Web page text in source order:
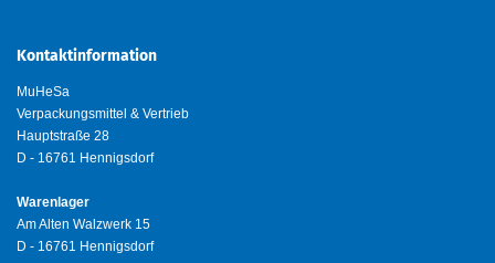
Kontaktinformation
MuHeSa
Verpackungsmittel & Vertrieb
Hauptstraße 28
D - 16761 Hennigsdorf
Warenlager
Am Alten Walzwerk 15
D - 16761 Hennigsdorf